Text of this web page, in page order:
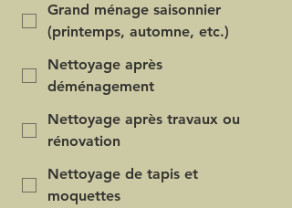
Grand ménage saisonnier
(printemps, automne, etc.)
Nettoyage après
déménagement
Nettoyage après travaux ou
rénovation
Nettoyage de tapis et
moquettes